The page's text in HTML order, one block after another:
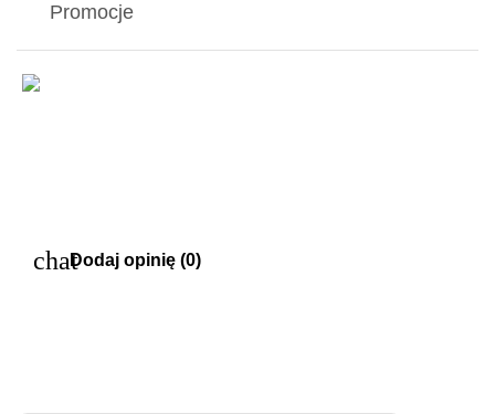
Promocje
chatDodaj opinię (0)